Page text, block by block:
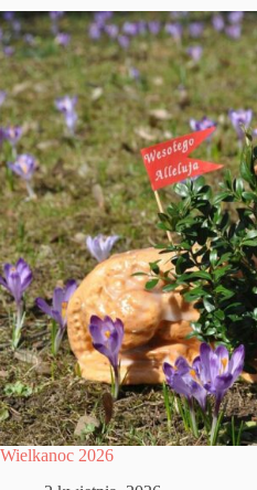
2026
nagrodzony!
Wielkanoc 2026